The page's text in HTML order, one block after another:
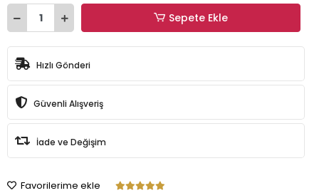
Sepete Ekle
Hızlı Gönderi
Güvenli Alışveriş
İade ve Değişim
Favorilerime ekle